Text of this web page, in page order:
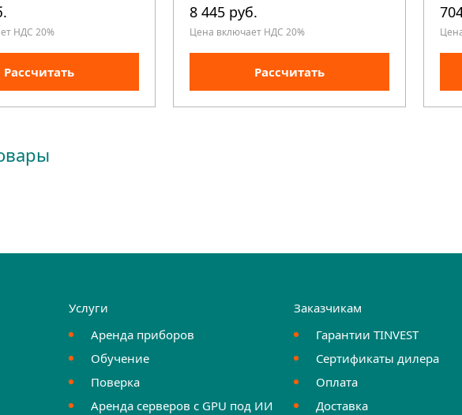
НДС 20%
Рассчитать
8 445 руб.
Цена включает НДС 20%
Рассчитать
Услуги
Аренда приборов
Обучение
Поверка
Аренда серверов с GPU под ИИ
Заказчикам
Гарантии TINVEST
Сертификаты дилера
Оплата
Доставка